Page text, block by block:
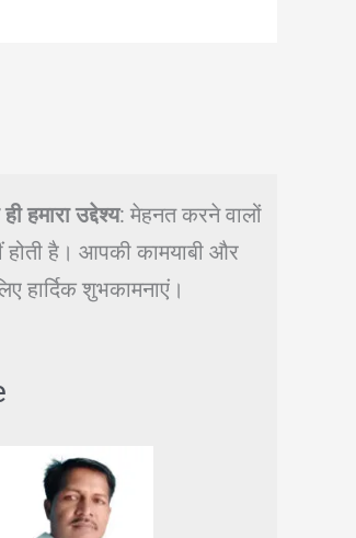
हमारा उद्देश्य: मेहनत करने वालों
होती है। आपकी कामयाबी और
हार्दिक शुभकामनाएं।